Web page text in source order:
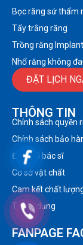
Bọc răng sứ thẩm
Tẩy trắng răng
Trồng răng Implant
Nhổ răng không
ĐẶT LỊCH
THÔNG TIN
Chính sách quyền
Chính sách bảo
Đội ngũ bác sĩ
Cơ sở vật chất
Cam kết chất
Tuyển dụng
FANPAGE